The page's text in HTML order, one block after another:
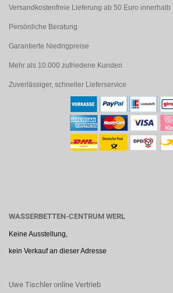
Versandkostenfreie Lieferung ab 50 Euro innerhalb
Persönliche Beratung
Garantierte Niedrigpreise
Mehr als 10.000 zufriedene Kunden
Zuverlässiger, schneller Lieferservice
WASSERBETTEN-CENTRUM WERL
Keine Ausstellung,
kein Verkauf an dieser Adresse
Uwe Tischler online Vertrieb